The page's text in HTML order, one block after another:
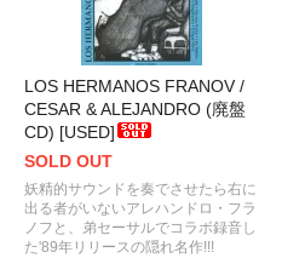
LOS HERMANOS FRANOV /
CESAR & ALEJANDRO (廃盤
CD) [USED]
SOLD OUT
妖精的サウンドを奏でさせたら右に
出る者がいないアレハンドロ・フラ
ノフと、弟セーサルでコラボ録音し
た'89年リリースの隠れ名作!!!